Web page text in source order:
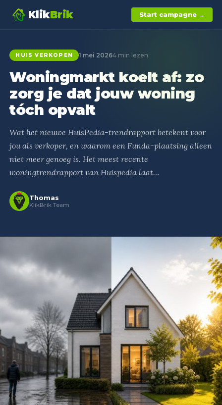
KlikBrik Start campagne →
HUIS VERKOPEN 1 mei 20264 min lezen
Woningmarkt koelt af: zo
zorg je dat jouw woning
tóch opvalt
Wat het nieuwe HuisPedia-trendrapport betekent voor
jou als verkoper, en waarom een Funda-plaatsing alleen
niet meer genoeg is. Het meest recente
woningtrendrapport van Huispedia laat…
Thomas
KlikBrik Team